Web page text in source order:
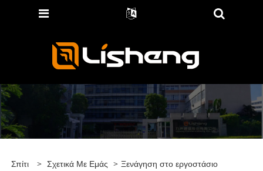
Σπίτι > Σχετικά Με Εμάς > Ξενάγηση στο εργοστάσιο